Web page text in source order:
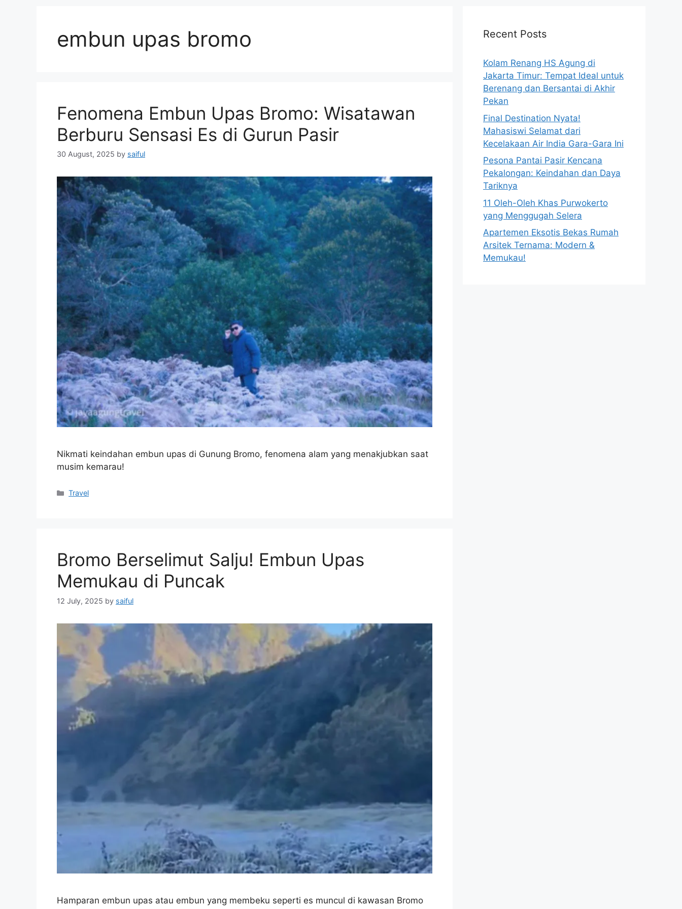
embun upas bromo
Fenomena Embun Upas Bromo: Wisatawan
Berburu Sensasi Es di Gurun Pasir
30 August, 2025 by saiful
Nikmati keindahan embun upas di Gunung Bromo, fenomena alam yang menakjubkan saat
musim kemarau!
Categories
Travel
Bromo Berselimut Salju! Embun Upas
Memukau di Puncak
12 July, 2025 by saiful
Hamparan embun upas atau embun yang membeku seperti es muncul di kawasan Bromo
Recent Posts
Kolam Renang HS Agung di
Jakarta Timur: Tempat Ideal untuk
Berenang dan Bersantai di Akhir
Pekan
Final Destination Nyata!
Mahasiswi Selamat dari
Kecelakaan Air India Gara-Gara Ini
Pesona Pantai Pasir Kencana
Pekalongan: Keindahan dan Daya
Tariknya
11 Oleh-Oleh Khas Purwokerto
yang Menggugah Selera
Apartemen Eksotis Bekas Rumah
Arsitek Ternama: Modern &
Memukau!